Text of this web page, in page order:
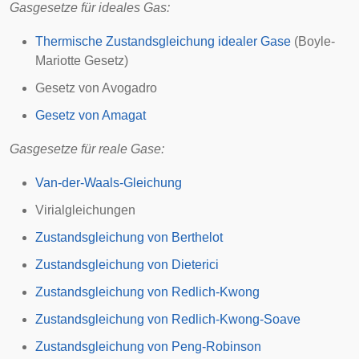
Gasgesetze für ideales Gas:
Thermische Zustandsgleichung idealer Gase (Boyle-
Mariotte Gesetz)
Gesetz von Avogadro
Gesetz von Amagat
Gasgesetze für reale Gase:
Van-der-Waals-Gleichung
Virialgleichungen
Zustandsgleichung von Berthelot
Zustandsgleichung von Dieterici
Zustandsgleichung von Redlich-Kwong
Zustandsgleichung von Redlich-Kwong-Soave
Zustandsgleichung von Peng-Robinson